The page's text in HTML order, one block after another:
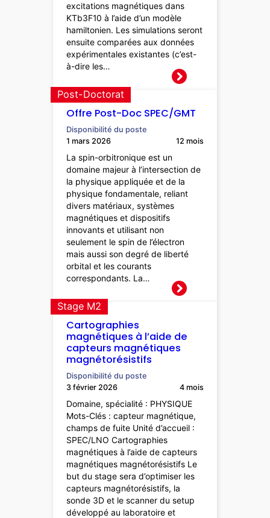
excitations magnétiques dans
KTb3F10 à l’aide d’un modèle
hamiltonien. Les simulations seront
ensuite comparées aux données
expérimentales existantes (c’est-
à-dire les…
Offre Post-Doc SPEC/GMT
Post-Doctorat
Disponibilité du poste
1 mars 2026
12 mois
La spin-orbitronique est un
domaine majeur à l’intersection de
la physique appliquée et de la
physique fondamentale, reliant
divers matériaux, systèmes
magnétiques et dispositifs
innovants et utilisant non
seulement le spin de l’électron
mais aussi son degré de liberté
orbital et les courants
correspondants. La…
Cartographies
magnétiques à l’aide de
capteurs magnétiques
magnétorésistifs
Stage M2
Disponibilité du poste
3 février 2026
4 mois
Domaine, spécialité : PHYSIQUE
Mots-Clés : capteur magnétique,
champs de fuite Unité d’accueil :
SPEC/LNO Cartographies
magnétiques à l’aide de capteurs
magnétiques magnétorésistifs Le
but du stage sera d’optimiser les
capteurs magnétorésistifs, la
sonde 3D et le scanner du setup
développé au laboratoire et